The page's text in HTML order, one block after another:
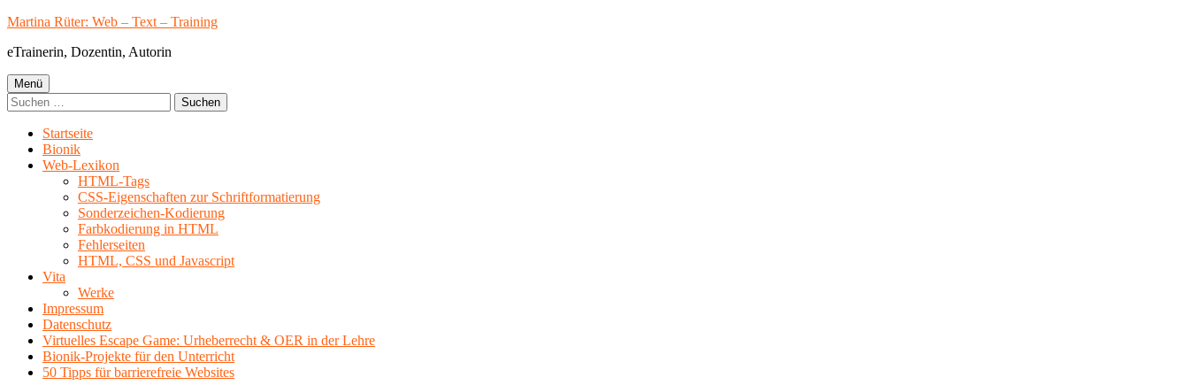
Springe
Inhalt
Martina Rüter: Web – Text – Training
eTrainerin, Dozentin, Autorin
Primäres
Menü
Menü
Suchen
nach:
Startseite
Bionik
Web-Lexikon
HTML-Tags
CSS-Eigenschaften zur Schriftformatierung
Sonderzeichen-Kodierung
Farbkodierung in HTML
Fehlerseiten
HTML, CSS und Javascript
Vita
Werke
Impressum
Datenschutz
Virtuelles Escape Game: Urheberrecht & OER in der Lehre
Bionik-Projekte für den Unterricht
50 Tipps für barrierefreie Websites